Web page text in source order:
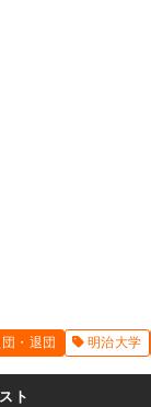
団・退団 明治大学
ト